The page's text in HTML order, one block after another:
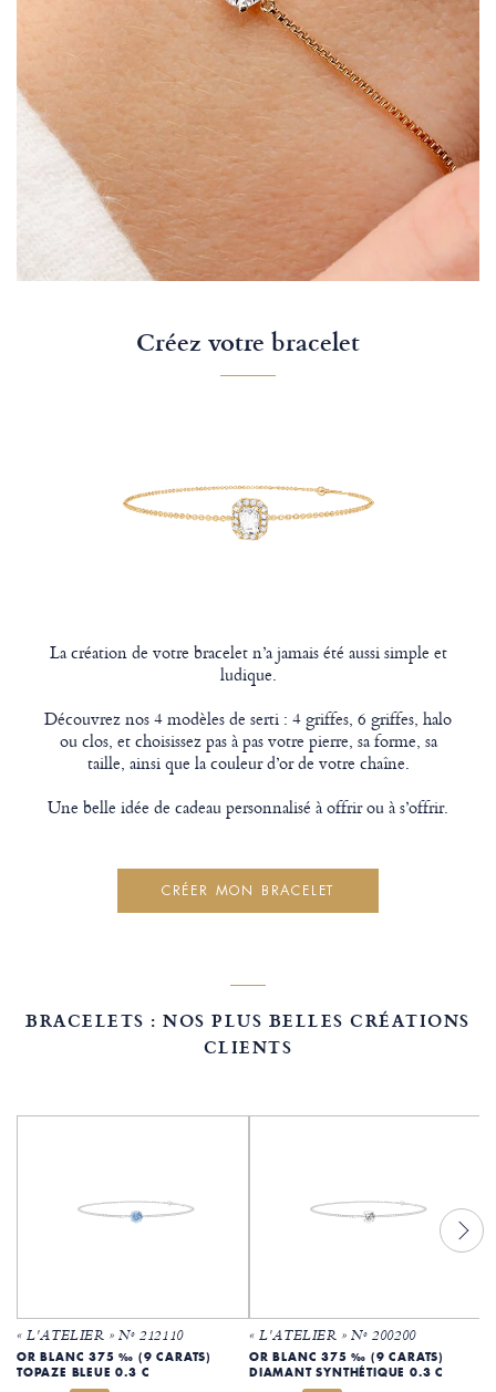
Créez votre bracelet
La création de votre bracelet n’a jamais été aussi simple et
ludique.
Découvrez nos 4 modèles de serti : 4 griffes, 6 griffes, halo
ou clos, et choisissez pas à pas votre pierre, sa forme, sa
taille, ainsi que la couleur d’or de votre chaîne.
Une belle idée de cadeau personnalisé à offrir ou à s’offrir.
CRÉER MON BRACELET
BRACELETS : NOS PLUS BELLES CRÉATIONS
CLIENTS
« L'ATELIER » Nº 212110
OR BLANC 375 ‰ (9 CARATS)
TOPAZE BLEUE 0.3 C
« L'ATELIER » Nº 200200
OR BLANC 375 ‰ (9 CARATS)
DIAMANT SYNTHÉTIQUE 0.3 C